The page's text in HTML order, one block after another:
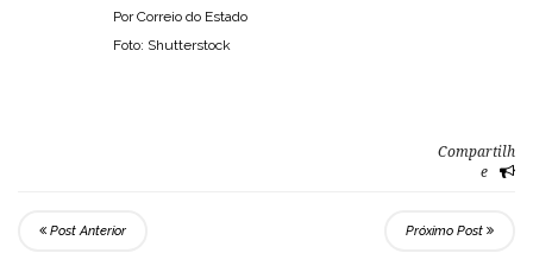
Por Correio do Estado
Foto: Shutterstock
Compartilh
e
Post Anterior Próximo Post